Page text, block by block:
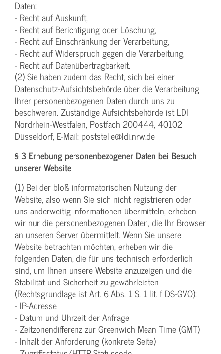
Daten:
- Recht auf Auskunft,
- Recht auf Berichtigung oder Löschung,
- Recht auf Einschränkung der Verarbeitung,
- Recht auf Widerspruch gegen die Verarbeitung,
- Recht auf Datenübertragbarkeit.
(2) Sie haben zudem das Recht, sich bei einer
Datenschutz-Aufsichtsbehörde über die Verarbeitung
Ihrer personenbezogenen Daten durch uns zu
beschweren. Zuständige Aufsichtsbehörde ist LDI
Nordrhein-Westfalen, Postfach 200444, 40102
Düsseldorf, E-Mail: poststelle@ldi.nrw.de
§ 3 Erhebung personenbezogener Daten bei Besuch
unserer Website
(1) Bei der bloß informatorischen Nutzung der
Website, also wenn Sie sich nicht registrieren oder
uns anderweitig Informationen übermitteln, erheben
wir nur die personenbezogenen Daten, die Ihr Browser
an unseren Server übermittelt. Wenn Sie unsere
Website betrachten möchten, erheben wir die
folgenden Daten, die für uns technisch erforderlich
sind, um Ihnen unsere Website anzuzeigen und die
Stabilität und Sicherheit zu gewährleisten
(Rechtsgrundlage ist Art. 6 Abs. 1 S. 1 lit. f DS-GVO):
- IP-Adresse
- Datum und Uhrzeit der Anfrage
- Zeitzonendifferenz zur Greenwich Mean Time (GMT)
- Inhalt der Anforderung (konkrete Seite)